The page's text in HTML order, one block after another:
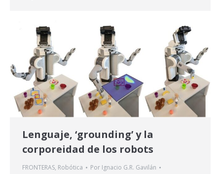
Lenguaje, ‘grounding’ y la
corporeidad de los robots
FRONTERAS, Robótica Por Ignacio G.R. Gavilán